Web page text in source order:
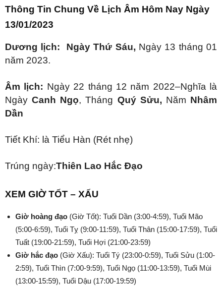
Thông Tin Chung Về Lịch Âm Hôm Nay Ngày
13/01/2023
Dương lịch: Ngày Thứ Sáu, Ngày 13 tháng 01
năm 2023.
Âm lịch: Ngày 22 tháng 12 năm 2022–Nghĩa là
NgàyCanh Ngọ, Tháng Quý Sửu, Năm Nhâm
Dần
Tiết Khí: là Tiểu Hàn (Rét nhẹ)
Trúng ngày:Thiên Lao Hắc Đạo
XEM GIỜ TỐT – XẤU
Giờ hoàng đạo (Giờ Tốt): Tuổi Dần (3:00-4:59), Tuổi Mão
(5:00-6:59), Tuổi Tỵ (9:00-11:59), Tuổi Thân (15:00-17:59), Tuổi
Tuất (19:00-21:59), Tuổi Hợi (21:00-23:59)
Giờ hắc đạo (Giờ Xấu): Tuổi Tý (23:00-0:59), Tuổi Sửu (1:00-
2:59), Tuổi Thìn (7:00-9:59), Tuổi Ngọ (11:00-13:59), Tuổi Mùi
(13:00-15:59), Tuổi Dậu (17:00-19:59)